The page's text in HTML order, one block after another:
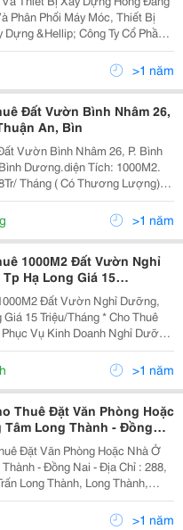
Phân Phối Máy Móc, Thiết Bị
Công Ty Cổ Phần
Hồng Đăng Là Đơn Vị Có
Trong Vực Máy Xây Dựng >1 năm
Đất Vườn Bình Nhâm 26,
An, Bìn
Vườn Bình Nhâm 26, P. Bình
Dương.diện Tích: 1000M2.
Tháng ( Có Thương Lượng).+
Nguyễn Chí Thanh. Thông
Hợp Khách Thuê Làm Nhà...>1 năm
1000M2 Đất Vườn Nghỉ
Hạ Long Giá 15
Đất Vườn Nghỉ Dưỡng,
Triệu/Tháng * Cho Thuê
Vụ Kinh Doanh Nghỉ Dưỡng
Nhiên ❣ Mảnh Đất
Nhà Gỗ Đầy Đủ Cơ Bản Tiện
>1 năm
Thuê Đặt Văn Phòng Hoặc
Tâm Long Thành - Đồng
Đặt Văn Phòng Hoặc Nhà Ở
Nai - Địa Chỉ : 288,
Long Thành, Long Thành,
M2 - Ngay Trung Tâm Long
Long Thành. - Có Thể...
>1 năm